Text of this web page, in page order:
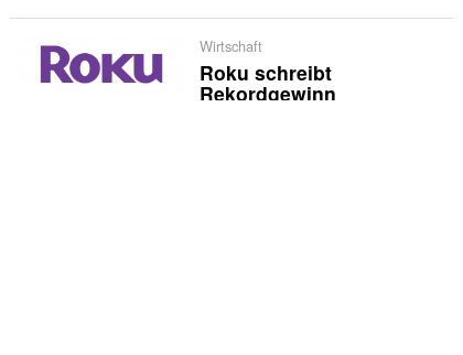
Wirtschaft
Roku schreibt
Rekordgewinn